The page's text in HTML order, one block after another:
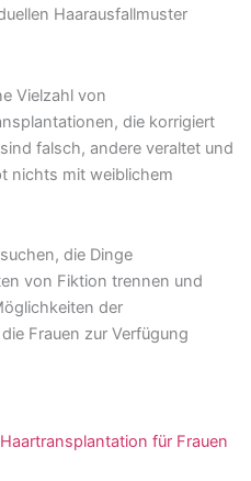
Haarausfallmuster
Vielzahl von
die korrigiert
falsch, andere veraltet und
nichts mit weiblichem
die Dinge
von Fiktion trennen und
der
Frauen zur Verfügung
für Frauen